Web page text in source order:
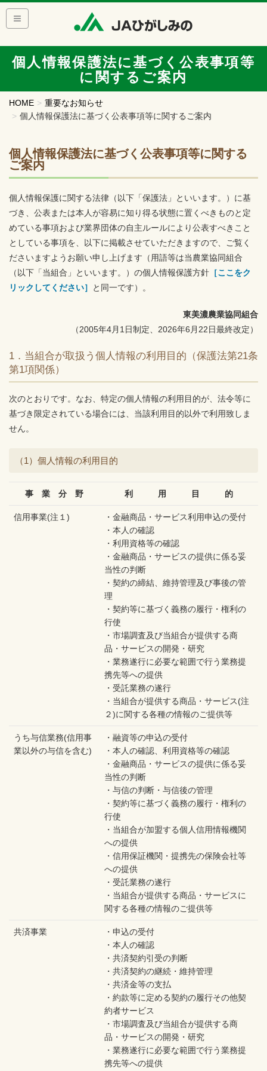
個人情報保護法に基づく公表事項等
に関するご案内
HOME
重要なお知らせ
個人情報保護法に基づく公表事項等に関するご案内
個人情報保護法に基づく公表事項等に関する
ご案内
個人情報保護に関する法律（以下「保護法」といいます。）に基
づき、公表または本人が容易に知り得る状態に置くべきものと定
めている事項および業界団体の自主ルールにより公表すべきこと
としている事項を、以下に掲載させていただきますので、ご覧く
ださいますようお願い申し上げます（用語等は当農業協同組合
（以下「当組合」といいます。）の個人情報保護方針 ［ここをク
リックしてください］
と同一です）。
東美濃農業協同組合
（2005年4月1日制定、2026年6月22日最終改定）
1．当組合が取扱う個人情報の利用目的（保護法第21条
第1項関係）
次のとおりです。なお、特定の個人情報の利用目的が、法令等に
基づき限定されている場合には、当該利用目的以外で利用致しま
せん。
（1）個人情報の利用目的
事 業 分 野 利 用 目 的
信用事業(注１)
・金融商品・サービス利用申込の受付
・本人の確認
・利用資格等の確認
・金融商品・サービスの提供に係る妥
当性の判断
・契約の締結、維持管理及び事後の管
理
・契約等に基づく義務の履行・権利の
行使
・市場調査及び当組合が提供する商
品・サービスの開発・研究
・業務遂行に必要な範囲で行う業務提
携先等への提供
・受託業務の遂行
・当組合が提供する商品・サービス(注
２)に関する各種の情報のご提供等
うち与信業務(信用事
業以外の与信を含む)
・融資等の申込の受付
・本人の確認、利用資格等の確認
・金融商品・サービスの提供に係る妥
当性の判断
・与信の判断・与信後の管理
・契約等に基づく義務の履行・権利の
行使
・当組合が加盟する個人信用情報機関
への提供
・信用保証機関・提携先の保険会社等
への提供
・受託業務の遂行
・当組合が提供する商品・サービスに
関する各種の情報のご提供等
共済事業
・申込の受付
・本人の確認
・共済契約引受の判断
・共済契約の継続・維持管理
・共済金等の支払
・約款等に定める契約の履行その他契
約者サービス
・市場調査及び当組合が提供する商
品・サービスの開発・研究
・業務遂行に必要な範囲で行う業務提
携先等への提供